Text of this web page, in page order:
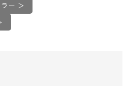
ー ＞